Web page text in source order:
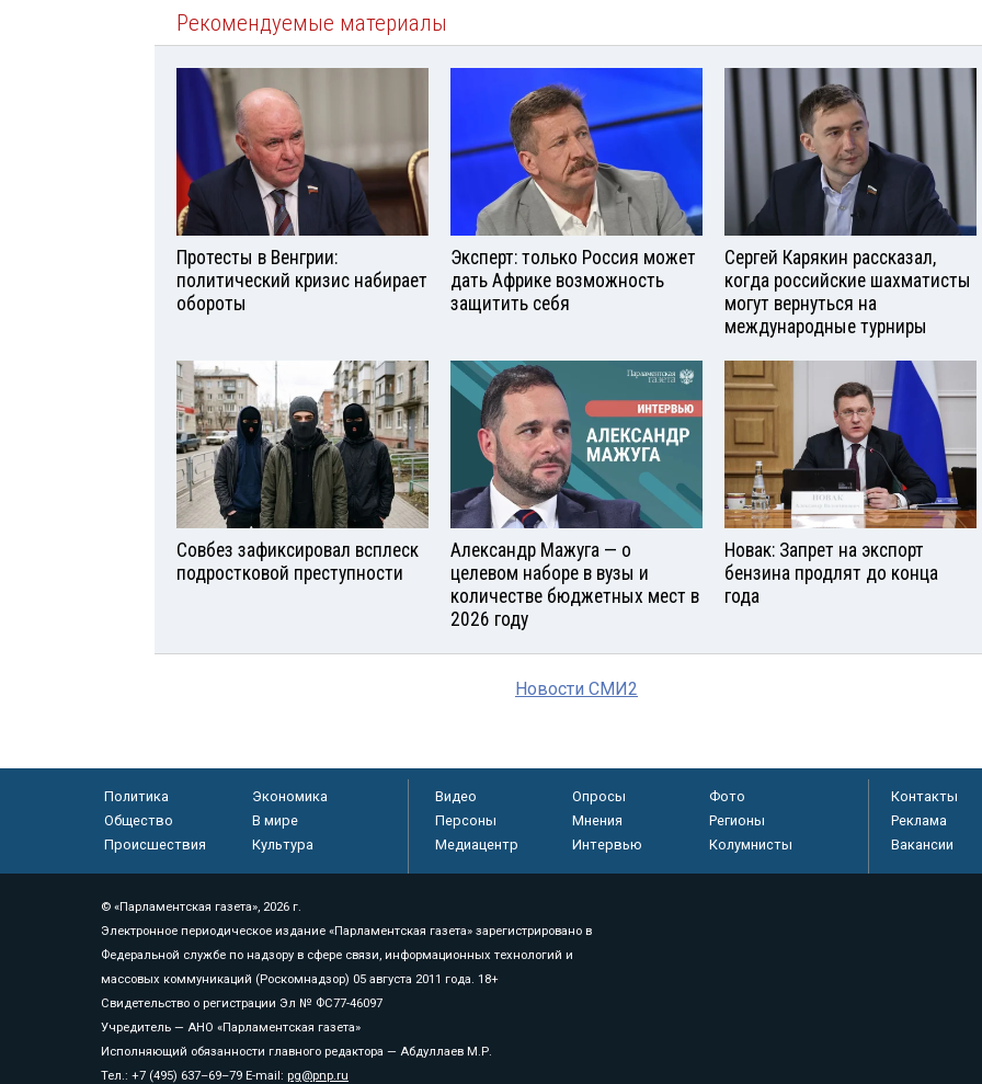
Рекомендуемые материалы
Протесты в Венгрии:
политический кризис набирает
обороты
Эксперт: только Россия может
дать Африке возможность
защитить себя
Сергей Карякин рассказал,
когда российские шахматисты
могут вернуться на
международные турниры
Совбез зафиксировал всплеск
подростковой преступности
Александр Мажуга — о
целевом наборе в вузы и
количестве бюджетных мест в
2026 году
Новак: Запрет на экспорт
бензина продлят до конца
года
Новости СМИ2
Политика
Экономика
Общество
В мире
Происшествия
Культура
Видео Опросы
Фото
Персоны
Мнения
Регионы
Медиацентр
Интервью Колумнисты
Контакты
Реклама
Вакансии
© «Парламентская газета», 2026 г.
Электронное периодическое издание «Парламентская газета» зарегистрировано в
Федеральной службе по надзору в сфере связи, информационных технологий и
массовых коммуникаций (Роскомнадзор) 05 августа 2011 года. 18+
Свидетельство о регистрации Эл № ФС77-46097
Учредитель — АНО «Парламентская газета»
Исполняющий обязанности главного редактора — Абдуллаев М.Р.
Тел.: +7 (495) 637–69–79 E-mail: pg@pnp.ru